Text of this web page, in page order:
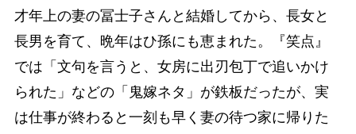
才年上の妻の冨士子さんと結婚してから、長女と
長男を育て、晩年はひ孫にも恵まれた。『笑点』
では「文句を言うと、女房に出刃包丁で追いかけ
られた」などの「鬼嫁ネタ」が鉄板だったが、実
は仕事が終わると一刻も早く妻の待つ家に帰りた